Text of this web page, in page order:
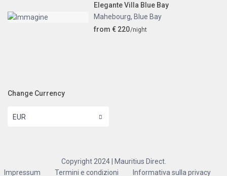
Elegante Villa Blue Bay
Mahebourg, Blue Bay
from € 220/night
Change Currency
EUR
Copyright 2024 | Mauritius Direct.
Impressum
Termini e condizioni Informativa sulla privacy